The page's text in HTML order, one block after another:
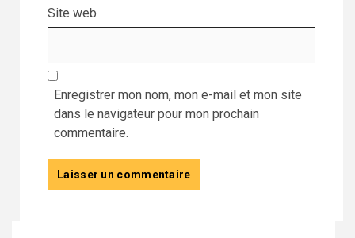
Site web
Enregistrer mon nom, mon e-mail et mon site
dans le navigateur pour mon prochain
commentaire.